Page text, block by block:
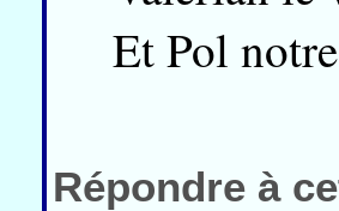
Et Pol
Répondre à